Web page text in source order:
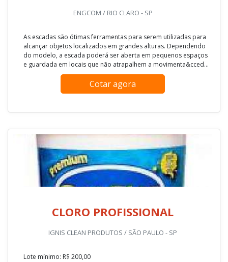
ENGCOM / RIO CLARO - SP
As escadas são ótimas ferramentas para serem utilizadas para
alcançar objetos localizados em grandes alturas. Dependendo
do modelo, a escada poderá ser aberta em pequenos espaços
e guardada em locais que não atrapalhem a movimenta&cced...
Cotar agora
CLORO PROFISSIONAL
IGNIS CLEAN PRODUTOS / SÃO PAULO - SP
Lote mínimo: R$ 200,00